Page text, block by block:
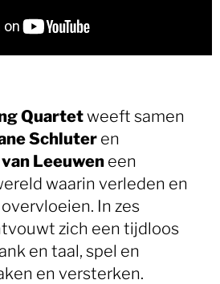
Quartetweeft samen
Schluteren
Leeuweneen
waarin verleden en
In zes
zich een tijdloos
en taal, spel en
en versterken.